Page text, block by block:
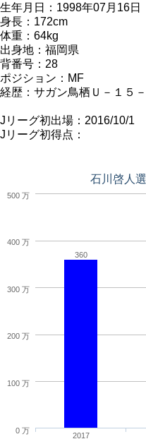
生年月日：1998年07月16日
身長：172cm
体重：64kg
出身地：福岡県
背番号：28
ポジション：MF
経歴：サガン鳥栖Ｕ－１５
Jリーグ初出場：2016/10/1
Jリーグ初得点：
石川啓人
360
2017
0 万
100 万
200 万
300 万
400 万
500 万